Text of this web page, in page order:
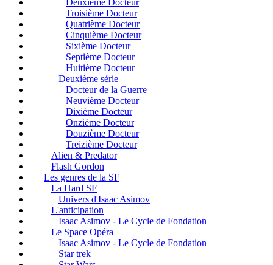
Deuxième Docteur
Troisième Docteur
Quatrième Docteur
Cinquième Docteur
Sixième Docteur
Septième Docteur
Huitième Docteur
Deuxième série
Docteur de la Guerre
Neuvième Docteur
Dixième Docteur
Onzième Docteur
Douzième Docteur
Treizième Docteur
Alien & Predator
Flash Gordon
Les genres de la SF
La Hard SF
Univers d'Isaac Asimov
L'anticipation
Isaac Asimov - Le Cycle de Fondation
Le Space Opéra
Isaac Asimov - Le Cycle de Fondation
Star trek